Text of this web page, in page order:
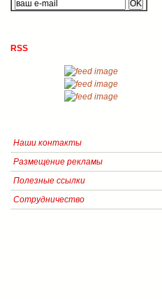
RSS
Наши контакты
Размещение рекламы
Полезные ссылки
Сотрудничество